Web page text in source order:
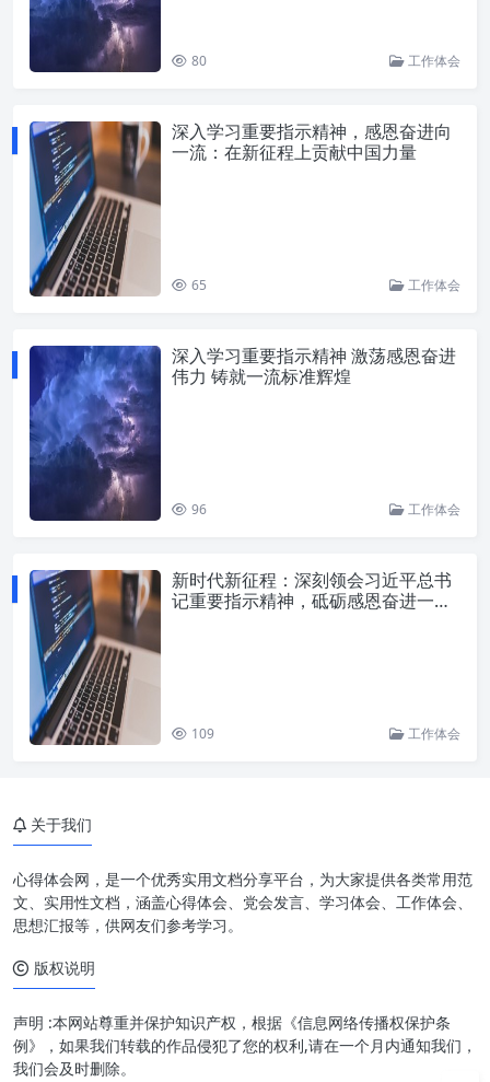
80 工作体会
深入学习重要指示精神，感恩奋进向
一流：在新征程上贡献中国力量
65 工作体会
深入学习重要指示精神 激荡感恩奋进
伟力 铸就一流标准辉煌
96 工作体会
新时代新征程：深刻领会习近平总书
记重要指示精神，砥砺感恩奋进一流
109 工作体会
关于我们
心得体会网，是一个优秀实用文档分享平台，为大家提供各类常用范
文、实用性文档，涵盖心得体会、党会发言、学习体会、工作体会、
思想汇报等，供网友们参考学习。
版权说明
声明 :本网站尊重并保护知识产权，根据《信息网络传播权保护条
例》，如果我们转载的作品侵犯了您的权利,请在一个月内通知我们，
我们会及时删除。